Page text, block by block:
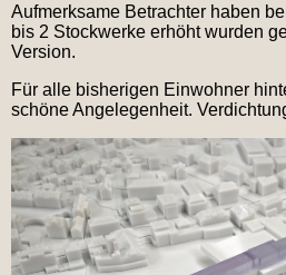
Aufmerksame Betrachter haben
bis 2 Stockwerke erhöht wurden
Version.
Für alle bisherigen Einwohner
schöne Angelegenheit.